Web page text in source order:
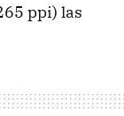
ppi) las